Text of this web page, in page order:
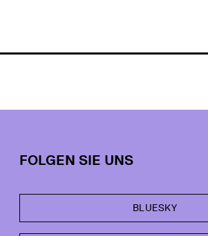
FOLGEN SIE UNS
BLUESKY